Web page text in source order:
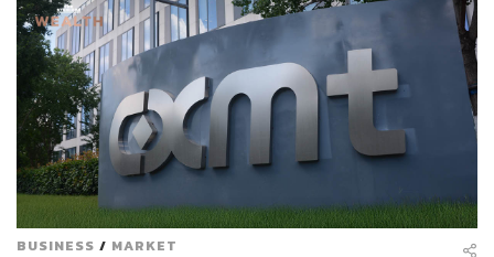
ABOUT THE AUTHOR
THE STANDARD TEAM
กองบรรณาธิการ THE STANDARD
BUSINESS / MARKET